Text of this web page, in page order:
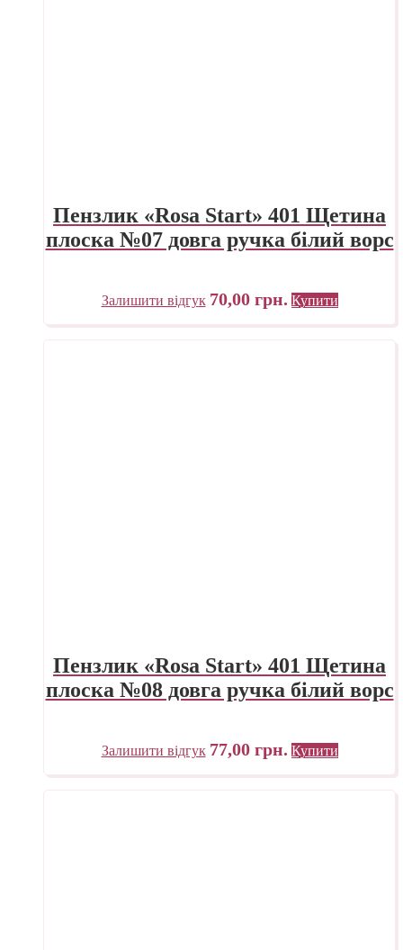
Пензлик «Rosa Start» 401 Щетина
плоска №07 довга ручка білий ворс
Залишити відгук 70,00 грн. Купити
Пензлик «Rosa Start» 401 Щетина
плоска №08 довга ручка білий ворс
Залишити відгук 77,00 грн. Купити